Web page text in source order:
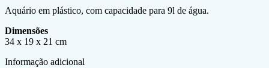
Aquário em plástico, com capacidade para 9l de água.
Dimensões
34 x 19 x 21 cm
Informação adicional